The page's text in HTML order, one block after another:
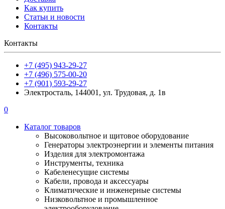
Как купить
Статьи и новости
Контакты
Контакты
+7 (495) 943-29-27
+7 (496) 575-00-20
+7 (901) 593-29-27
Электросталь, 144001, ул. Трудовая, д. 1в
0
Каталог товаров
Высоковольтное и щитовое оборудование
Генераторы электроэнергии и элементы питания
Изделия для электромонтажа
Инструменты, техника
Кабеленесущие системы
Кабели, провода и аксессуары
Климатические и инженерные системы
Низковольтное и промышленное